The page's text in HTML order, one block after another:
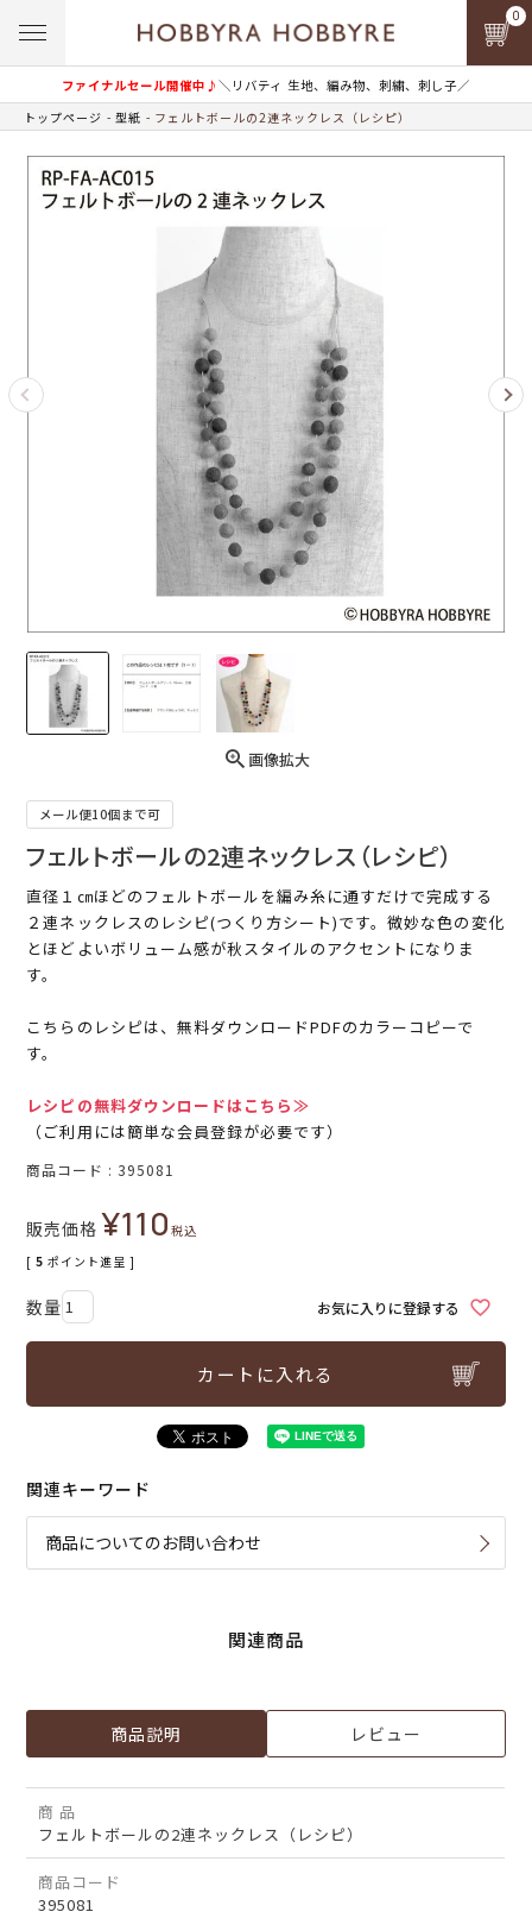
ファイナルセール開催中♪＼リバティ 生地、編み物、刺繍、刺し子／
0
トップページ 型紙 フェルトボールの2連ネックレス（レシピ）
画像拡大
メール便10個まで可
フェルトボールの2連ネックレス（レシピ）
直径１㎝ほどのフェルトボールを編み糸に通すだけで完成する
２連ネックレスのレシピ(つくり方シート)です。微妙な色の変化
とほどよいボリューム感が秋スタイルのアクセントになりま
す。
こちらのレシピは、無料ダウンロードPDFのカラーコピーで
す。
レシピの無料ダウンロードはこちら≫
（ご利用には簡単な会員登録が必要です）
商品コード 395081
販売価格 ¥110税込
[ 5 ポイント進呈 ]
お気に入りに登録する
カートに入れる
関連キーワード
商品についてのお問い合わせ
関連商品
商品説明 レビュー
商 品
フェルトボールの2連ネックレス（レシピ）
商品コード
395081